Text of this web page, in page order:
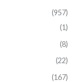
(957)
(1)
(8)
(22)
(167)